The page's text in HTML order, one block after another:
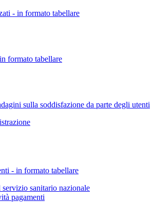
- in formato tabellare
formato tabellare
sulla soddisfazione da parte degli utenti
- in formato tabellare
sanitario nazionale
pagamenti